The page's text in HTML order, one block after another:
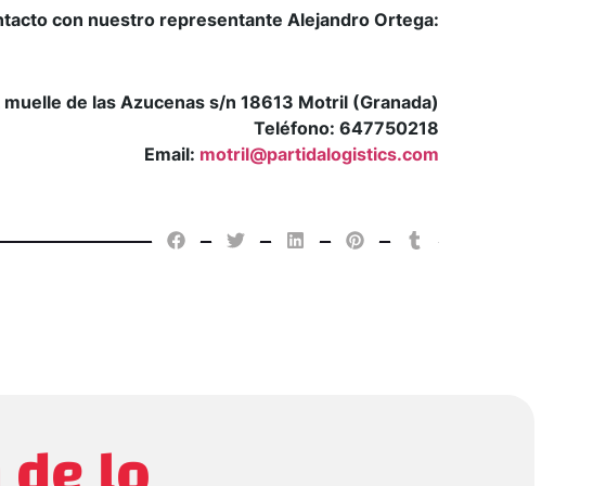
con nuestro representante Alejandro Ortega:
de las Azucenas s/n 18613 Motril (Granada)
Teléfono: 647750218
Email: motril@partidalogistics.com